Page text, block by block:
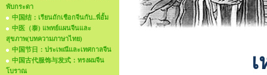
พับกระดา
中国结：เรียนถักเชือกจีนกับ..พี่อั้ม
中医（泰) แพทย์แผนจีนและ
สุขภาพ(บทความภาษาไทย)
中国节日：ประเพณีและเทศกาลจีน
中国古代服饰与发式：ทรงผมจีน
โบราณ